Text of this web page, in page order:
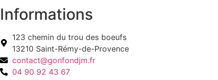
Informations
123 chemin du trou des boeufs
13210 Saint-Rémy-de-Provence
contact@gonfondjm.fr
04 90 92 43 67